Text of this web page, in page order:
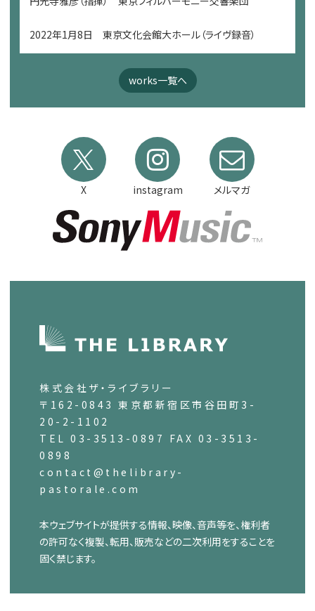
2022年1月8日 東京文化会館大ホール（ライヴ録音）
works一覧へ
X instagram メルマガ
株式会社ザ・ライブラリー
〒162-0843 東京都新宿区市谷田町3-
20-2-1102
TEL 03-3513-0897 FAX 03-3513-
0898
contact@thelibrary-
pastorale.com
本ウェブサイトが提供する情報、映像、音声等を、権利者
の許可なく複製、転用、販売などの二次利用をすることを
固く禁じます。